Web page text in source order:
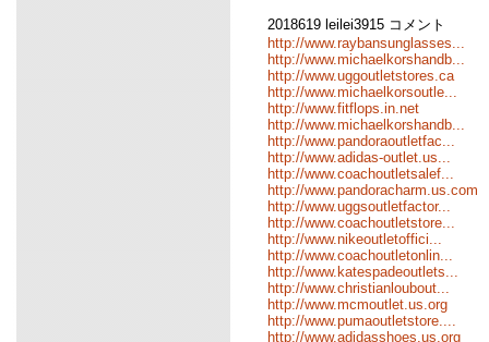
2018619 leilei3915 コメント
http://www.raybansunglasses...
http://www.michaelkorshandb...
http://www.uggoutletstores.ca
http://www.michaelkorsoutle...
http://www.fitflops.in.net
http://www.michaelkorshandb...
http://www.pandoraoutletfac...
http://www.adidas-outlet.us...
http://www.coachoutletsalef...
http://www.pandoracharm.us.com
http://www.uggsoutletfactor...
http://www.coachoutletstore...
http://www.nikeoutletoffici...
http://www.coachoutletonlin...
http://www.katespadeoutlets...
http://www.christianloubout...
http://www.mcmoutlet.us.org
http://www.pumaoutletstore....
http://www.adidasshoes.us.org